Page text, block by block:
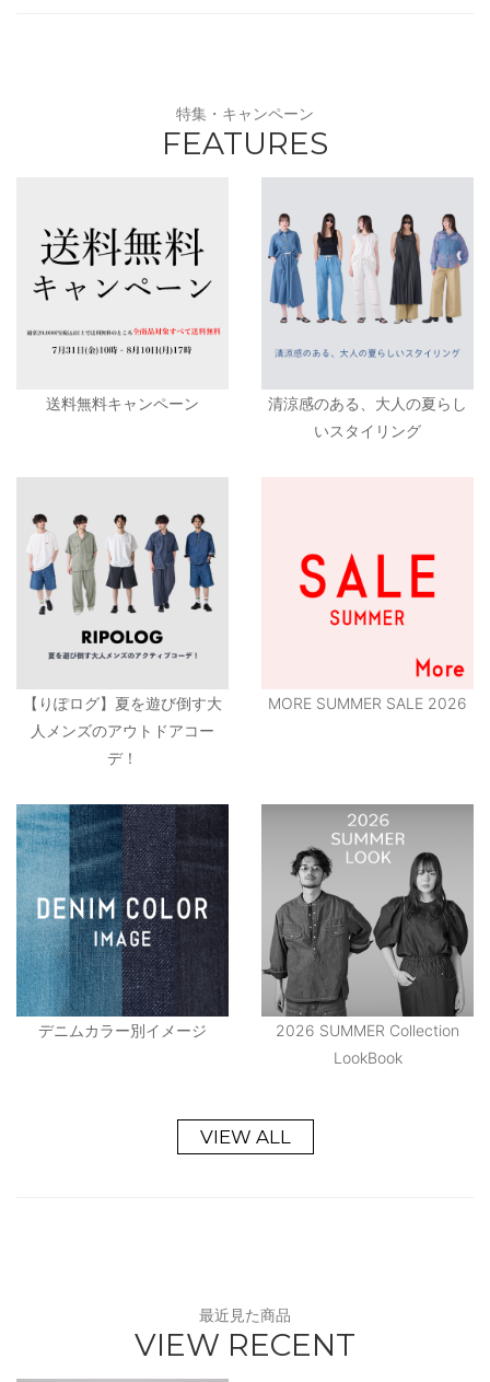
特集・キャンペーン
FEATURES
送料無料キャンペーン
清涼感のある、大人の夏らし
いスタイリング
【りぽログ】夏を遊び倒す大
人メンズのアウトドアコー
デ！
MORE SUMMER SALE 2026
デニムカラー別イメージ
2026 SUMMER Collection
LookBook
VIEW ALL
最近見た商品
VIEW RECENT